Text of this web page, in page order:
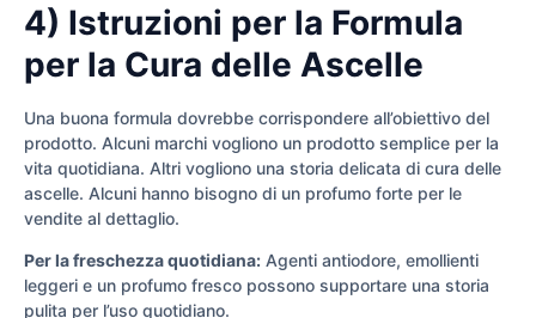
4) Istruzioni per la Formula
per la Cura delle Ascelle
Una buona formula dovrebbe corrispondere all’obiettivo del
prodotto. Alcuni marchi vogliono un prodotto semplice per la
vita quotidiana. Altri vogliono una storia delicata di cura delle
ascelle. Alcuni hanno bisogno di un profumo forte per le
vendite al dettaglio.
Per la freschezza quotidiana: Agenti antiodore, emollienti
leggeri e un profumo fresco possono supportare una storia
pulita per l’uso quotidiano.